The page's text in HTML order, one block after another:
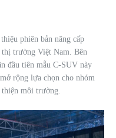
phiên bản nâng cấp
trường Việt Nam. Bên
đầu tiên mẫu C-SUV này
rộng lựa chọn cho nhóm
thiện môi trường.